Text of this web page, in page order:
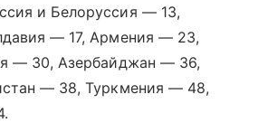
и Белоруссия — 13,
— 17, Армения — 23,
— 30, Азербайджан — 36,
— 38, Туркмения — 48,